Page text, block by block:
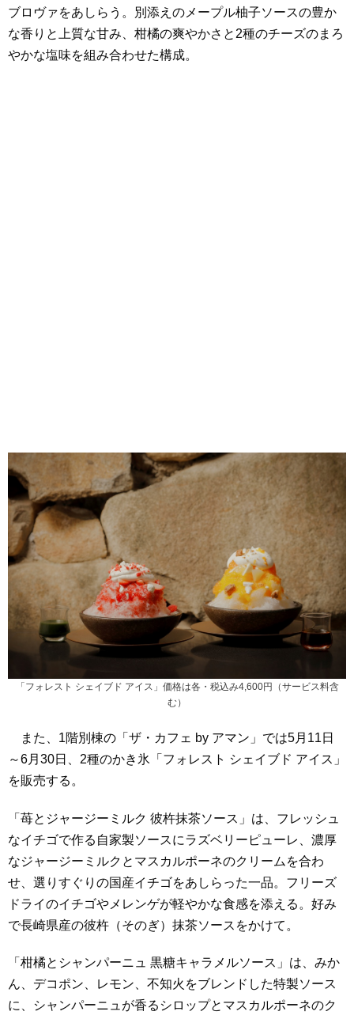
ブロヴァをあしらう。別添えのメープル柚子ソースの豊か
な香りと上質な甘み、柑橘の爽やかさと2種のチーズのまろ
やかな塩味を組み合わせた構成。
「フォレスト シェイブド アイス」価格は各・税込み4,600円（サービス料含
む）
また、1階別棟の「ザ・カフェ by アマン」では5月11日
～6月30日、2種のかき氷「フォレスト シェイブド アイス」
を販売する。
「苺とジャージーミルク 彼杵抹茶ソース」は、フレッシュ
なイチゴで作る自家製ソースにラズベリーピューレ、濃厚
なジャージーミルクとマスカルポーネのクリームを合わ
せ、選りすぐりの国産イチゴをあしらった一品。フリーズ
ドライのイチゴやメレンゲが軽やかな食感を添える。好み
で長崎県産の彼杵（そのぎ）抹茶ソースをかけて。
「柑橘とシャンパーニュ 黒糖キャラメルソース」は、みか
ん、デコポン、レモン、不知火をブレンドした特製ソース
に、シャンパーニュが香るシロップとマスカルポーネのク